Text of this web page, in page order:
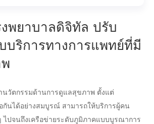
พยาบาลดิจิทัล ปรับ
บริการทางการแพทย์ที่มี
วัตกรรมด้านการดูแลสุขภาพ ตั้งแต่
กันได้อย่างสมบูรณ์ สามารถให้บริการผู้คน
ไปจนถึงเครือข่ายระดับภูมิภาคแบบบูรณาการ